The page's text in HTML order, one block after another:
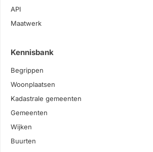
API
Maatwerk
Kennisbank
Begrippen
Woonplaatsen
Kadastrale gemeenten
Gemeenten
Wijken
Buurten